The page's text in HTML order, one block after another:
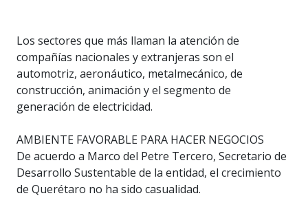
Los sectores que más llaman la atención de
compañías nacionales y extranjeras son el
automotriz, aeronáutico, metalmecánico, de
construcción, animación y el segmento de
generación de electricidad.
AMBIENTE FAVORABLE PARA HACER NEGOCIOS
De acuerdo a Marco del Petre Tercero, Secretario de
Desarrollo Sustentable de la entidad, el crecimiento
de Querétaro no ha sido casualidad.